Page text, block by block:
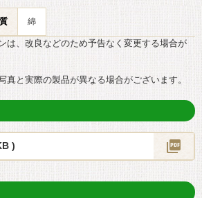
綿
は、改良などのため予告なく変更する場合が
と実際の製品が異なる場合がございます。
)